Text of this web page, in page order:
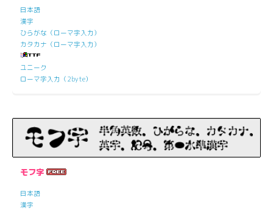
日本語
漢字
ひらがな（ローマ字入力）
カタカナ（ローマ字入力）
ユニーク
ローマ字入力（2byte）
モフ字
日本語
漢字